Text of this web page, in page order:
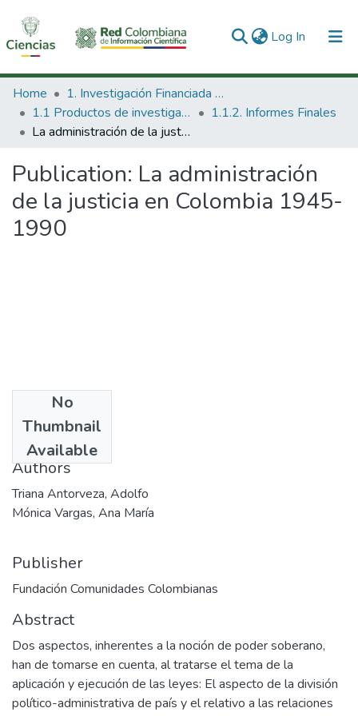
Log In (current)
Communities & Collections
All of DSpace
Home
1. Investigación Financiada con Recursos Públicos
1.1 Productos de investigación
1.1.2. Informes Finales
La administración de la justicia en Colombia 1945-1990
Publication: La administración
de la justicia en Colombia 1945-
1990
No
Thumbnail
Available
1994-08
Authors
Triana Antorveza, Adolfo
Mónica Vargas, Ana María
Publisher
Fundación Comunidades Colombianas
Abstract
Dos aspectos, inherentes a la noción de poder soberano,
han de tomarse en cuenta, al tratarse el tema de la
aplicación y ejecución de las leyes: El aspecto de la división
político-administrativa de país y el relativo a las relaciones